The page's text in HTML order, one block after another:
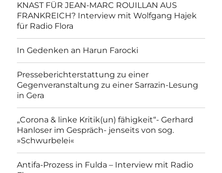
KNAST FÜR JEAN-MARC ROUILLAN AUS
FRANKREICH? Interview mit Wolfgang Hajek
für Radio Flora
In Gedenken an Harun Farocki
Presseberichterstattung zu einer
Gegenveranstaltung zu einer Sarrazin-Lesung
in Gera
„Corona & linke Kritik(un) fähigkeit“- Gerhard
Hanloser im Gespräch- jenseits von sog.
»Schwurbelei«
Antifa-Prozess in Fulda – Interview mit Radio